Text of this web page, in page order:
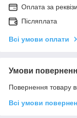
Оплата за
Післяплата
Всі умови оплати
Умови
Повернення товару
Всі умови